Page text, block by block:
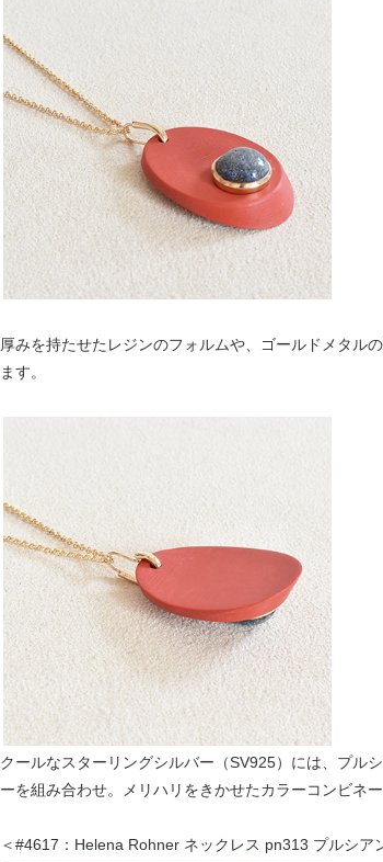
厚みを持たせたレジンのフォルムや、ゴールドメタル
ます。
クールなスターリングシルバー（SV925）には、プル
ーを組み合わせ。メリハリをきかせたカラーコンビネ
＜#4617：Helena Rohner ネックレス pn313 プルシア